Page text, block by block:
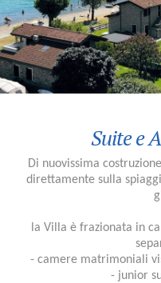
Suite e
Di nuovissima
direttamente sulla
la Villa è frazionata in
- camere matrimoniali
- junior